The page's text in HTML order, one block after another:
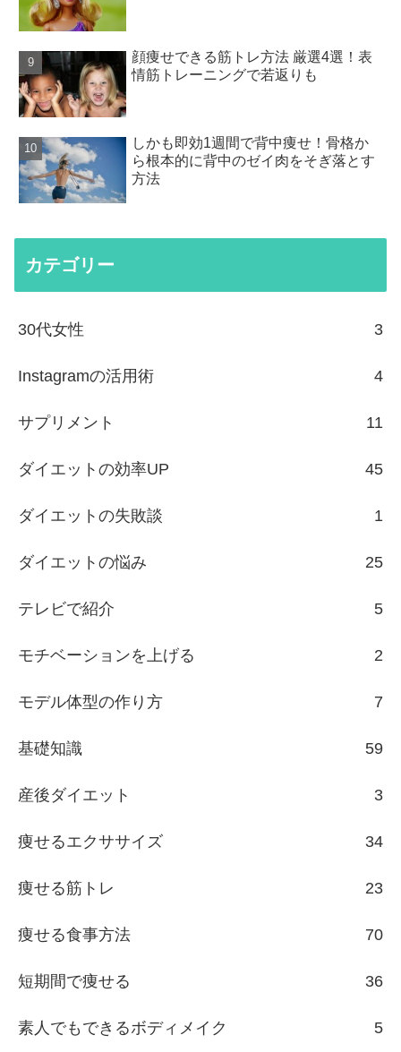
顔痩せできる筋トレ方法 厳選4選！表
情筋トレーニングで若返りも
しかも即効1週間で背中痩せ！骨格か
ら根本的に背中のゼイ肉をそぎ落とす
方法
カテゴリー
30代女性 3
Instagramの活用術 4
サプリメント 11
ダイエットの効率UP 45
ダイエットの失敗談 1
ダイエットの悩み 25
テレビで紹介 5
モチベーションを上げる 2
モデル体型の作り方 7
基礎知識 59
産後ダイエット 3
痩せるエクササイズ 34
痩せる筋トレ 23
痩せる食事方法 70
短期間で痩せる 36
素人でもできるボディメイク 5